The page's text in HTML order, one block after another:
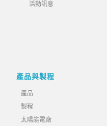
活動訊息
產品與製程
產品
製程
太陽能電廠